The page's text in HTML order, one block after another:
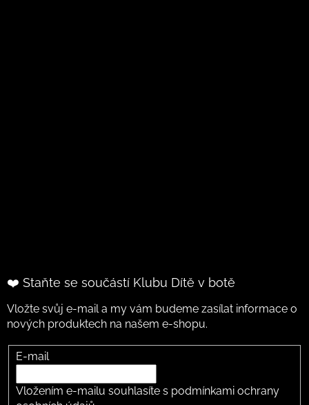
❤️ Staňte se součástí Klubu Dítě v botě
Vložte svůj e-mail a my vám budeme zasílat informace o
nových produktech na našem e-shopu.
E-mail
Vložením e-mailu souhlasíte s podmínkami ochrany